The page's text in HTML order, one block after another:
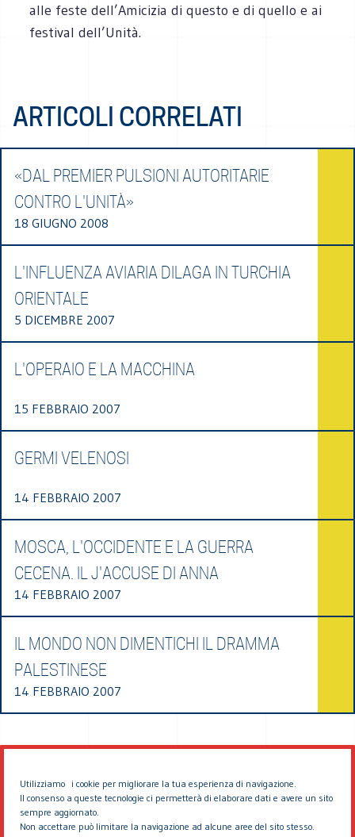
Utilizziamo i cookie per migliorare la tua esperienza di navigazione.
Il consenso a queste tecnologie ci permetterà di elaborare dati e avere un sito
sempre aggiornato.
Non accettare può limitare la navigazione ad alcune aree del sito stesso.
alle feste dell’Amicizia di questo e di quello e ai
festival dell’Unità.
ARTICOLI CORRELATI
«DAL PREMIER PULSIONI AUTORITARIE
CONTRO L'UNITÀ»
18 GIUGNO 2008
L'INFLUENZA AVIARIA DILAGA IN TURCHIA
ORIENTALE
5 DICEMBRE 2007
L'OPERAIO E LA MACCHINA
15 FEBBRAIO 2007
GERMI VELENOSI
14 FEBBRAIO 2007
MOSCA, L'OCCIDENTE E LA GUERRA
CECENA. IL J'ACCUSE DI ANNA
14 FEBBRAIO 2007
IL MONDO NON DIMENTICHI IL DRAMMA
PALESTINESE
14 FEBBRAIO 2007